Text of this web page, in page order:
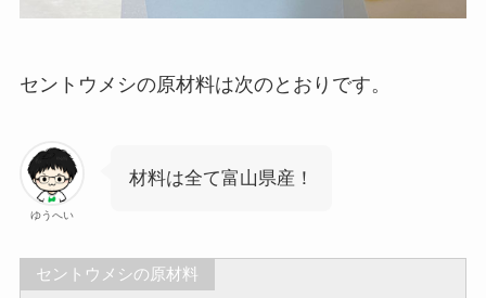
セントウメシの原材料は次のとおりです。
ゆうへい
材料は全て富山県産！
セントウメシの原材料